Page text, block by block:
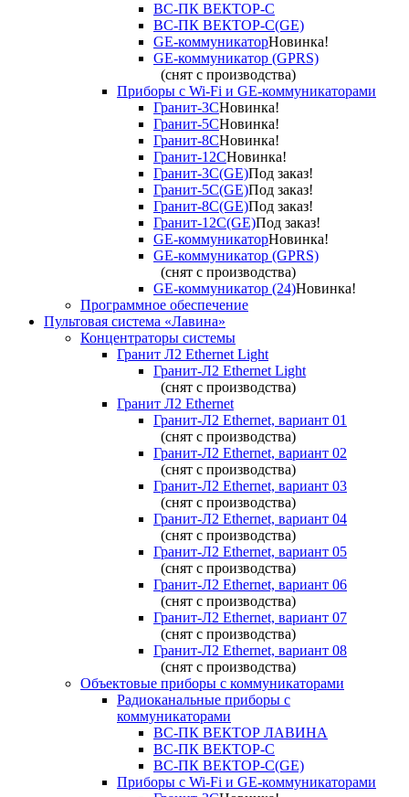
ВС-ПК ВЕКТОР-С
ВС-ПК ВЕКТОР-С(GE)
GE-коммуникаторНовинка!
GE-коммуникатор (GPRS)
(снят с производства)
Приборы с Wi-Fi и GE-коммуникаторами
Гранит-3СНовинка!
Гранит-5СНовинка!
Гранит-8СНовинка!
Гранит-12СНовинка!
Гранит-3С(GE)Под заказ!
Гранит-5С(GE)Под заказ!
Гранит-8С(GE)Под заказ!
Гранит-12С(GE)Под заказ!
GE-коммуникаторНовинка!
GE-коммуникатор (GPRS)
(снят с производства)
GE-коммуникатор (24)Новинка!
Программное обеспечение
Пультовая система «Лавина»
Концентраторы системы
Гранит Л2 Ethernet Light
Гранит-Л2 Ethernet Light
(снят с производства)
Гранит Л2 Ethernet
Гранит-Л2 Ethernet, вариант 01
(снят с производства)
Гранит-Л2 Ethernet, вариант 02
(снят с производства)
Гранит-Л2 Ethernet, вариант 03
(снят с производства)
Гранит-Л2 Ethernet, вариант 04
(снят с производства)
Гранит-Л2 Ethernet, вариант 05
(снят с производства)
Гранит-Л2 Ethernet, вариант 06
(снят с производства)
Гранит-Л2 Ethernet, вариант 07
(снят с производства)
Гранит-Л2 Ethernet, вариант 08
(снят с производства)
Объектовые приборы с коммуникаторами
Радиоканальные приборы с
коммуникаторами
ВС-ПК ВЕКТОР ЛАВИНА
ВС-ПК ВЕКТОР-С
ВС-ПК ВЕКТОР-С(GE)
Приборы с Wi-Fi и GE-коммуникаторами